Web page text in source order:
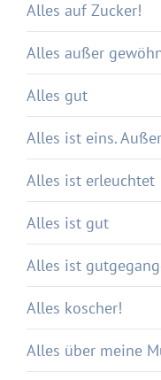
Alles auf Zucker!
Alles außer
Alles gut
Alles ist eins.
Alles ist erleuchtet
Alles ist gut
Alles ist
Alles koscher!
Alles über meine